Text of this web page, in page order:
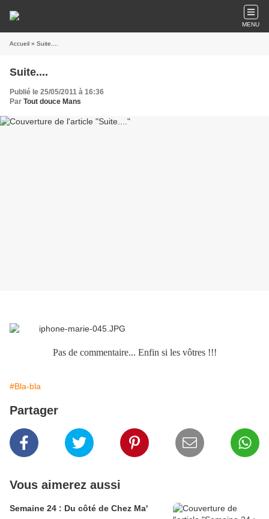
MENU
Accueil » Suite....
Suite....
Publié le 25/05/2011 à 16:36
Par Tout douce Mans
Pas de commentaire... Enfin si les vôtres !!!
#Bla-bla
Partager
Vous aimerez aussi
Semaine 24 : Du côté de Chez Ma'